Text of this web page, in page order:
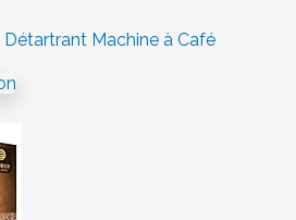
Machine à Café